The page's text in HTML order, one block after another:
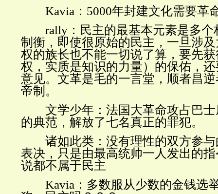
Kavia ： 5000年封建文化需要革
rally ：民主的最基本元素是多
制衡，即使很原始的民主，一旦涉
权的族长也不能一切说了算，要先
权，实质是知识的力量）的保佑，
意见。文革是毛的一言堂，顺者昌
帝制。
文学少年：法国大革命攻占巴士
的典范，解放了七名真正的罪犯。
诸如此类：没有理性的双方参与
表决，只是由最高统帅一人发出的
说都不属于民主
Kavia ：多数服从少数的金钱选